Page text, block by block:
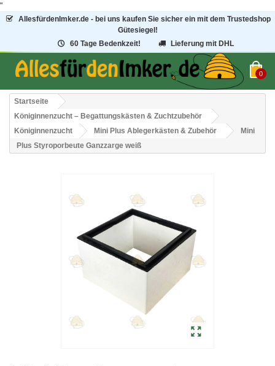
"
AllesfürdenImker.de - bei uns kaufen Sie sicher ein mit dem Trustedshop
Gütesiegel!
60 Tage Bedenkzeit!
Lieferung mit DHL
0
Startseite
Königinnenzucht – Begattungskästen & Zuchtzubehör
Königinnenzucht
Mini Plus Ablegerkästen & Zubehör
Mini
Plus Styroporbeute Ganzzarge weiß